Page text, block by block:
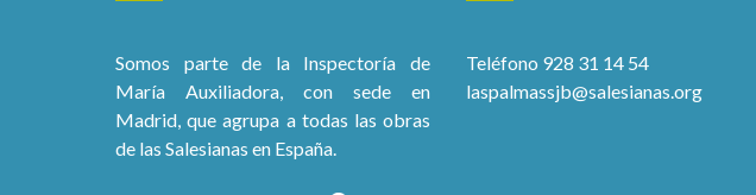
Somos parte de la Inspectoría de
María Auxiliadora, con sede en
Madrid, que agrupa a todas las obras
de las Salesianas en España.
Teléfono 928 31 14 54
laspalmassjb@salesianas.org